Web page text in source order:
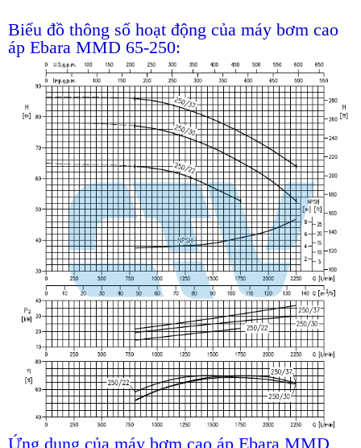
Biểu đồ thông số hoạt động của máy bơm cao
áp Ebara MMD 65-250:
Ứng dụng của máy bơm cao áp Ebara MMD